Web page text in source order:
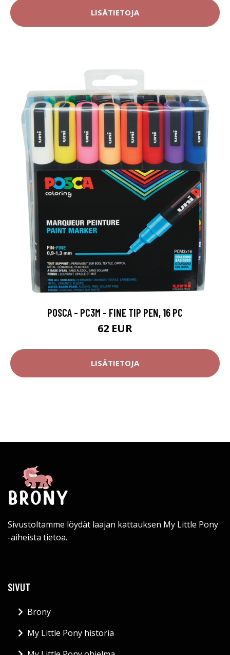
LISÄTIETOJA
POSCA - PC3M - FINE TIP PEN, 16 PC
62 EUR
LISÄTIETOJA
Sivustoltamme löydät laajan kattauksen My Little Pony
-aiheista tietoa.
SIVUT
Brony
My Little Pony historia